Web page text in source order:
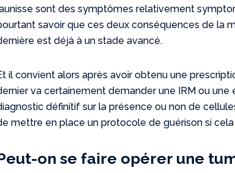
sont des symptômes relativement
savoir que ces deux conséquences de la
est déjà à un stade avancé.
il convient alors après avoir obtenu une
va certainement demander une IRM ou
définitif sur la présence ou non de
mettre en place un protocole de guérison si
on se faire opérer une